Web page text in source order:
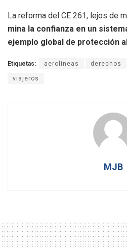
La reforma del CE 261, lejos de
mina la confianza en un
ejemplo global de protección
Etiquetas: aerolineas derechos
viajeros
MJB